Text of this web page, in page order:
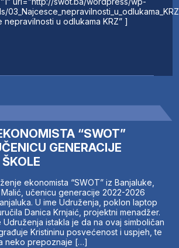
“SWOT”
GENERACIJE
ekonomista “SWOT” iz Banjaluke,
učenicu generacije 2022-2026
U ime Udruženja, poklon laptop
Danica Krnjaić, projektni menadžer.
Udruženja istakla je da na ovaj simboličan
Kristininu posvećenost i uspjeh, te
neko prepoznaje […]
nepravilnosti u odlukama KRZ” ]